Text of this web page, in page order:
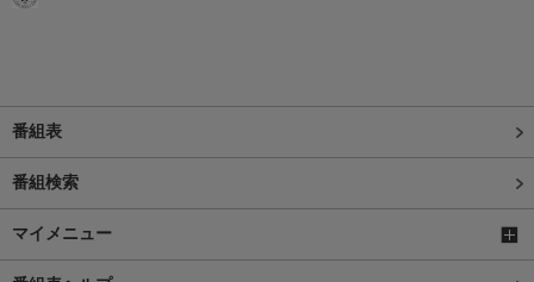
番組表
番組検索
マイメニュー